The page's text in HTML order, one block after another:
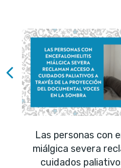
Las personas con
miálgica severa
cuidados